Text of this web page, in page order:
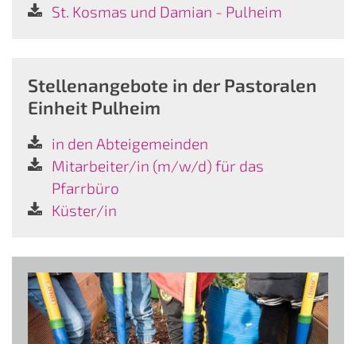
St. Kosmas und Damian - Pulheim
Stellenangebote in der Pastoralen
Einheit Pulheim
in den Abteigemeinden
Mitarbeiter/in (m/w/d) für das
Pfarrbüro
Küster/in